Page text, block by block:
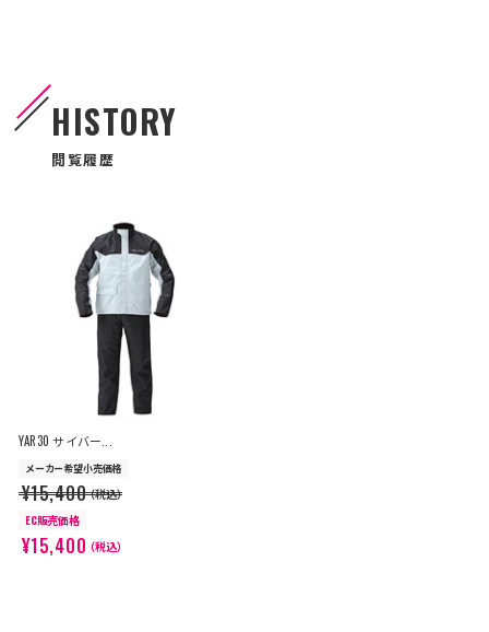
HISTORY
閲覧履歴
YAR30 サイバー...
メーカー希望小売価格
¥15,400（税込）
EC販売価格
¥15,400（税込）